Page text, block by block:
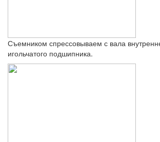
Съемником спрессовываем с вала
игольчатого подшипника.